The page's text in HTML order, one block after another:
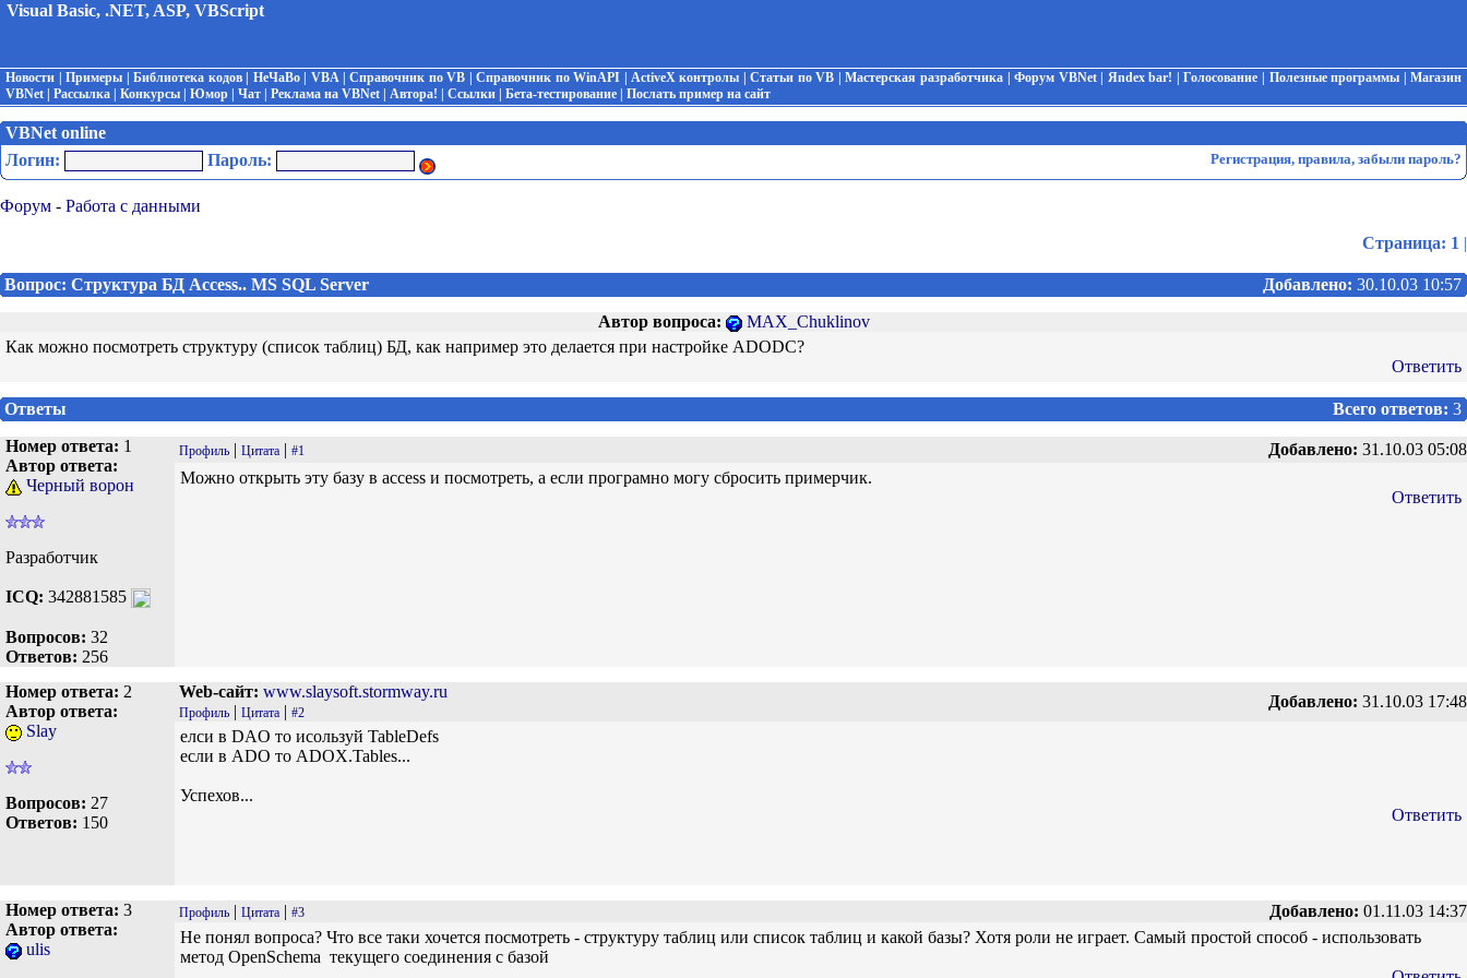
Visual Basic, .NET, ASP, VBScript
Новости |Примеры |Библиотека кодов| НеЧаВо| VBA|Справочник по VB |Справочник по WinAPI ActiveX контролы |Статьи по VB |Мастерская разработчика |Форум VBNet| Яndex bar! |Голосование Полезные программы |Магазин
VBNet
Рассылка Конкурсы Юмор Чат Реклама на VBNet Автора! Ссылки Бета-тестирование Послать пример на сайт
VBNet online
Логин:
Пароль: Регистрация, правила, забыли пароль?
Форум - Работа с данными
Страница: 1 |
Вопрос: Структура БД Access.. MS SQL Server Добавлено: 30.10.03 10:57
Автор вопроса:
MAX_Chuklinov
Как можно посмотреть структуру (список таблиц) БД, как например это делается при настройке ADODC?
Ответить
Ответы Всего ответов: 3
Номер ответа: 1
Автор ответа:
Черный ворон
Разработчик
ICQ: 342881585
Вопросов: 32
Ответов: 256
Профиль | Цитата | #1 Добавлено: 31.10.03 05:08
Можно открыть эту базу в access и посмотреть, а если програмно могу сбросить примерчик.
Ответить
Номер ответа: 2
Автор ответа:
Slay
Вопросов: 27
Ответов: 150
Web-сайт: www.slaysoft.stormway.ru
Профиль | Цитата | #2
Добавлено: 31.10.03 17:48
елси в DAO то исользуй TableDefs
если в ADO то ADOX.Tables...
Успехов...
Ответить
Номер ответа: 3
Автор ответа:
ulis
Профиль | Цитата | #3 Добавлено: 01.11.03 14:37
Не понял вопроса? Что все таки хочется посмотреть - структуру таблиц или список таблиц и какой базы? Хотя роли не играет. Самый простой способ - использовать
метод OpenSchema текущего соединения с базой